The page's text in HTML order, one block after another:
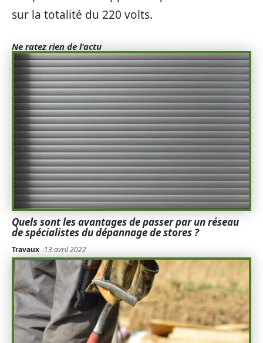
sur la totalité du 220 volts.
Ne ratez rien de l'actu
Quels sont les avantages de passer par un réseau
de spécialistes du dépannage de stores ?
Travaux 13 avril 2022